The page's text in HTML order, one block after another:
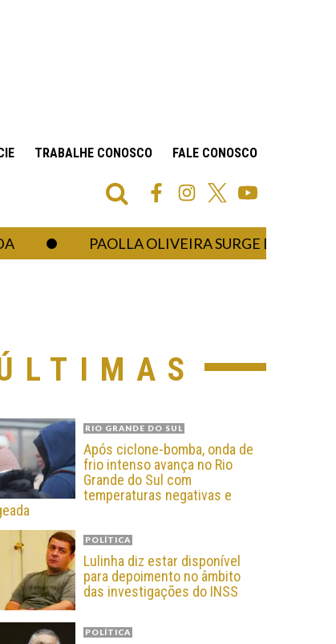
TRABALHE CONOSCO FALE CONOSCO
PAOLLA OLIVEIRA SURGE DE LINGERIE
RIO GRANDE DO SUL
Após ciclone-bomba, onda de
frio intenso avança no Rio
Grande do Sul com
temperaturas negativas e
POLÍTICA
Lulinha diz estar disponível
para depoimento no âmbito
das investigações do INSS
POLÍTICA